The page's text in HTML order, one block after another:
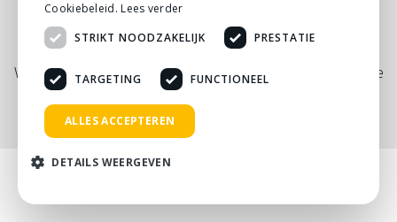
Nog niet helemaal gevonden wat je zocht? Bekijk
onze
contact
Wij adviseren je graag via telefoon, mail of tijdens een kopje
koffie!
Cookiebeleid. Lees verder
STRIKT NOODZAKELIJK
PRESTATIE
TARGETING FUNCTIONEEL
ALLES ACCEPTEREN
DETAILS WEERGEVEN